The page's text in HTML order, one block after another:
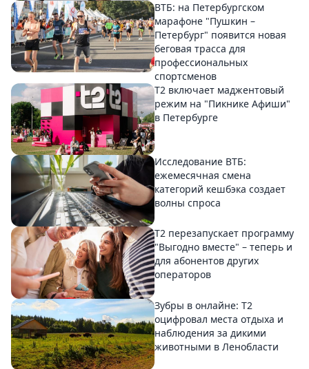
ВТБ: на Петербургском
марафоне "Пушкин –
Петербург" появится новая
беговая трасса для
профессиональных
спортсменов
Т2 включает маджентовый
режим на "Пикнике Афиши"
в Петербурге
Исследование ВТБ:
ежемесячная смена
категорий кешбэка создает
волны спроса
Т2 перезапускает программу
"Выгодно вместе" – теперь и
для абонентов других
операторов
Зубры в онлайне: Т2
оцифровал места отдыха и
наблюдения за дикими
животными в Ленобласти